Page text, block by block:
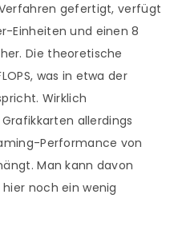
gefertigt, verfügt
Einheiten und einen 8
Die theoretische
was in etwa der
Wirklich
allerdings
Performance von
Man kann davon
hier noch ein wenig